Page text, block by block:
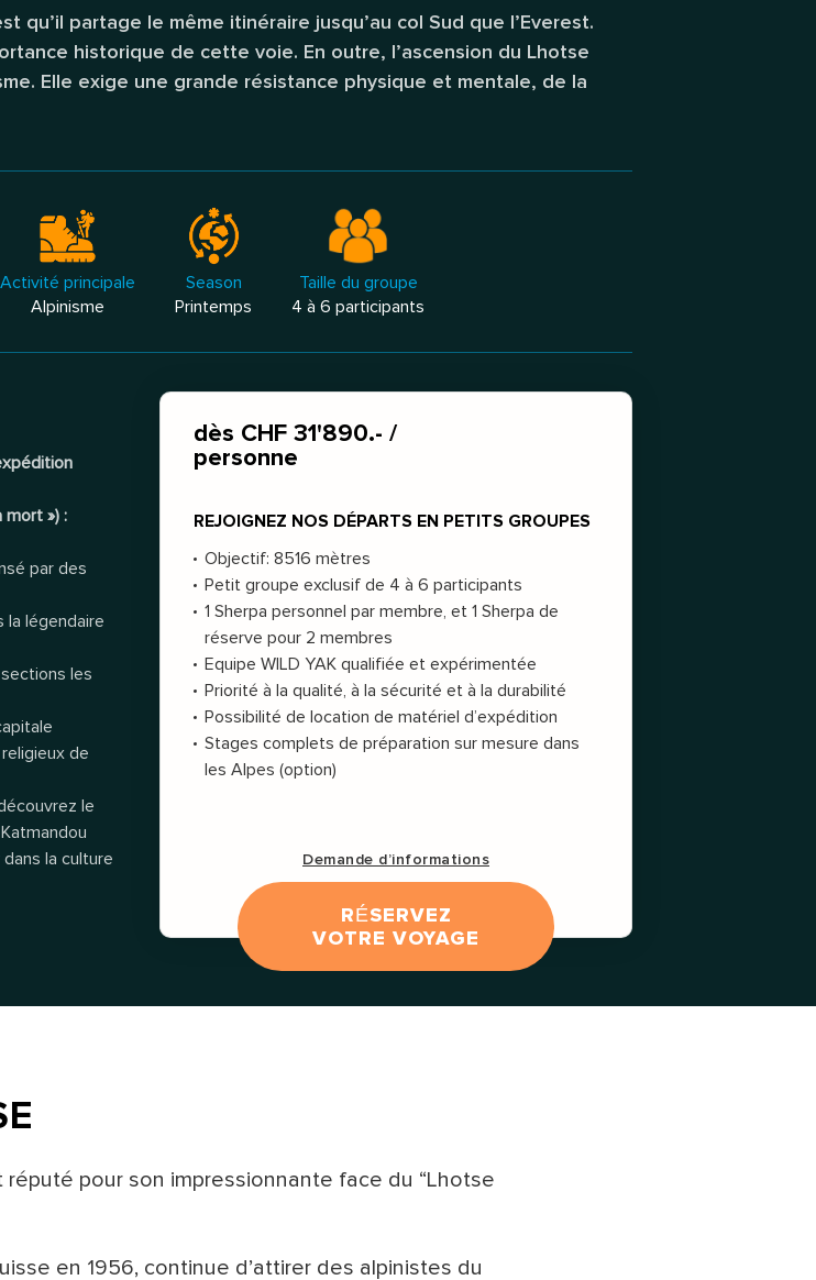
qu’il partage le même itinéraire jusqu’au col Sud que l’Everest.
historique de cette voie. En outre, l’ascension du Lhotse
Elle exige une grande résistance physique et mentale, de la
Activité principale
Alpinisme
Season
Printemps
Taille du groupe
4 à 6 participants
mort ») :
par des
la légendaire
les
de
le
dans la culture
dès CHF 31'890.- /
personne
REJOIGNEZ NOS DÉPARTS EN PETITS GROUPES
Objectif: 8516 mètres
Petit groupe exclusif de 4 à 6 participants
1 Sherpa personnel par membre, et 1 Sherpa de
réserve pour 2 membres
Equipe WILD YAK qualifiée et expérimentée
Priorité à la qualité, à la sécurité et à la durabilité
Possibilité de location de matériel d’expédition
Stages complets de préparation sur mesure dans
les Alpes (option)
Demande d’informations
RÉSERVEZ
VOTRE VOYAGE
pour son impressionnante face du “Lhotse
en 1956, continue d’attirer des alpinistes du